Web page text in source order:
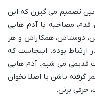
تصمیم می گیرن که این
قدم، مصاحبه با آدم هایی
دوستاش، همکاراش و هر
باهاش در ارتباط بوده. اینجاست که
قدیمی می شیم. آدم هایی
گرفته باشن یا اصلا نخوان
حرفی بزنن.